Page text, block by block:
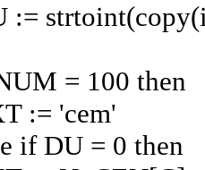
:=
= 100 then
:= 'cem'
if DU = 0 then